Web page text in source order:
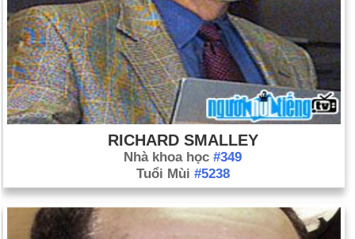
RICHARD SMALLEY
Nhà khoa học #349
Tuổi Mùi #5238